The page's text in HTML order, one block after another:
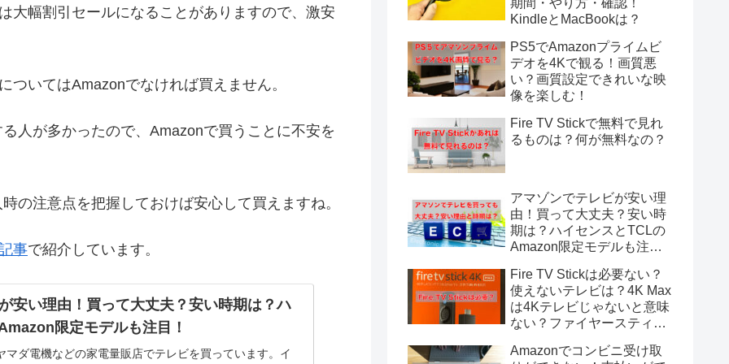
大幅割引セールになることがありますので、激安
いてはAmazonでなければ買えません。
人が多かったので、Amazonで買うことに不安を
の注意点を把握しておけば安心して買えますね。
事で紹介しています。
安い理由！買って大丈夫？安い時期は？ハ
限定モデルも注目！
マダ電機などの家電量販店でテレビを買っています。イ
期間・やり方・確認！
KindleとMacBookは？
PS5でAmazonプライムビ
デオを4Kで観る！画質悪
い？画質設定できれいな映
像を楽しむ！
Fire TV Stickで無料で見れ
るものは？何が無料なの？
アマゾンでテレビが安い理
由！買って大丈夫？安い時
期は？ハイセンスとTCLの
Amazon限定モデルも注
Fire TV Stickは必要ない？
使えないテレビは？4K Max
は4Kテレビじゃないと意味
ない？ファイヤースティッ
Amazonでコンビニ受け取